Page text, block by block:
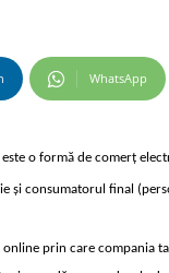
WhatsApp
este o formă de comerț
și consumatorul final
prin care compania